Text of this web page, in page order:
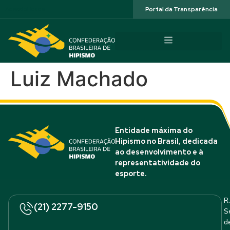
Portal da Transparência
Luiz Machado
Entidade máxima do
Hipismo no Brasil, dedicada
ao desenvolvimento e à
representatividade do
esporte.
(21) 2277-9150
R.